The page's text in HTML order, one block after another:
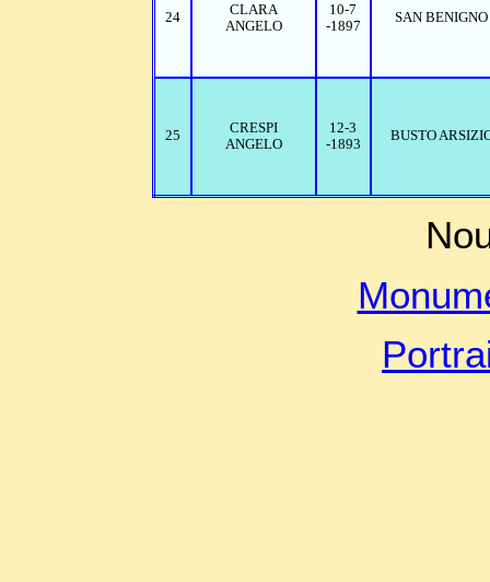
24
CLARA
ANGELO
10-7
-1897
SAN BENIGNO
25
CRESPI
ANGELO
12-3
-1893
BUSTO